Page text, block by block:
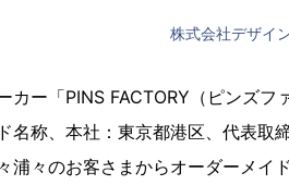
株式会社デザイ
ー「PINS FACTORY（ピンズフ
名称、本社：東京都港区、代表取
浦々のお客さまからオーダーメイ